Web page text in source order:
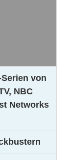
von
NBC
Networks